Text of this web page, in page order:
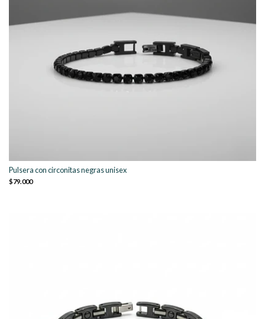
Pulsera con circonitas negras unisex
$79.000